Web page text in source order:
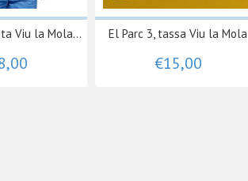
Viu la Mola... El Parc 3, tassa Viu la Mola
€15,00